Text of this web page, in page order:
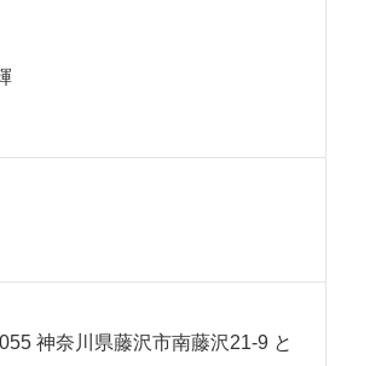
神奈川県藤沢市南藤沢21-9 と